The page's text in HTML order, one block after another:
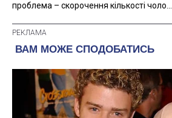
проблема – скорочення кількості чоло...